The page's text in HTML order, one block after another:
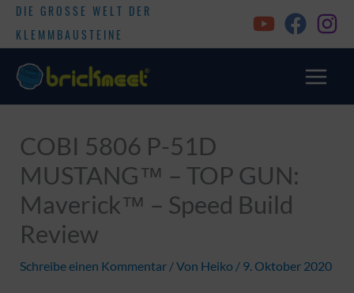
DIE GROSSE WELT DER
KLEMMBAUSTEINE
COBI 5806 P-51D
MUSTANG™ – TOP GUN:
Maverick™ – Speed Build
Review
Schreibe einen Kommentar / Von Heiko / 9. Oktober 2020